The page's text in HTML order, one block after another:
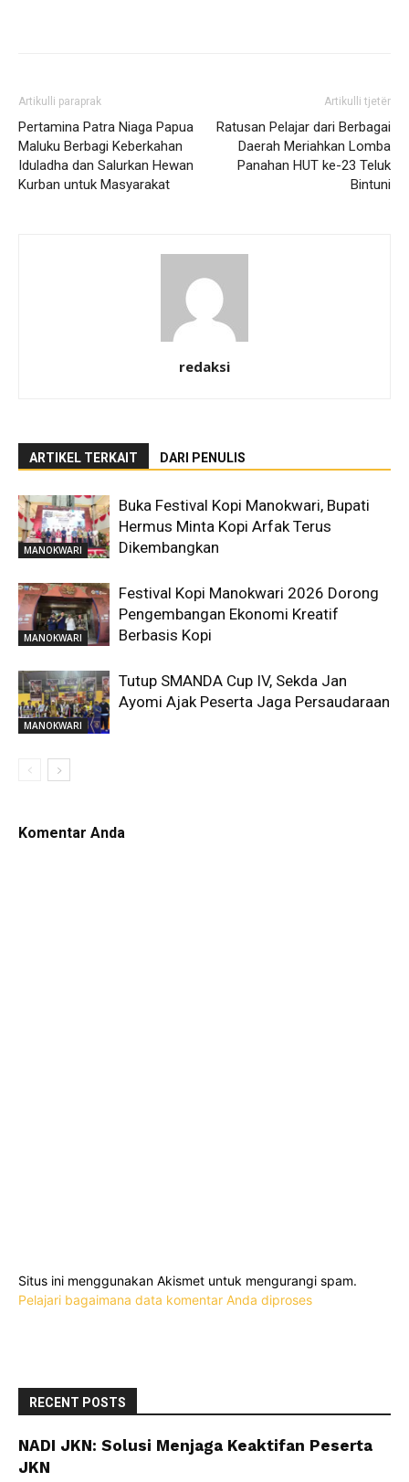
Artikulli paraprak
Pertamina Patra Niaga Papua
Maluku Berbagi Keberkahan
Iduladha dan Salurkan Hewan
Kurban untuk Masyarakat
Artikulli tjetër
Ratusan Pelajar dari Berbagai
Daerah Meriahkan Lomba
Panahan HUT ke-23 Teluk
Bintuni
redaksi
ARTIKEL TERKAIT DARI PENULIS
MANOKWARI
Buka Festival Kopi Manokwari, Bupati
Hermus Minta Kopi Arfak Terus
Dikembangkan
MANOKWARI
Festival Kopi Manokwari 2026 Dorong
Pengembangan Ekonomi Kreatif
Berbasis Kopi
MANOKWARI
Tutup SMANDA Cup IV, Sekda Jan
Ayomi Ajak Peserta Jaga Persaudaraan
Komentar Anda
Situs ini menggunakan Akismet untuk mengurangi spam.
Pelajari bagaimana data komentar Anda diproses
RECENT POSTS
NADI JKN: Solusi Menjaga Keaktifan Peserta
JKN